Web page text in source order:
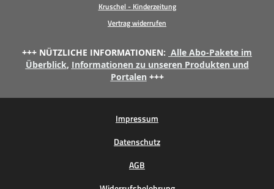
Kruschel - Kinderzeitung
Vertrag widerrufen
+++ NÜTZLICHE INFORMATIONEN: Alle Abo-Pakete im
Überblick, Informationen zu unseren Produkten und
Portalen +++
Impressum
Datenschutz
AGB